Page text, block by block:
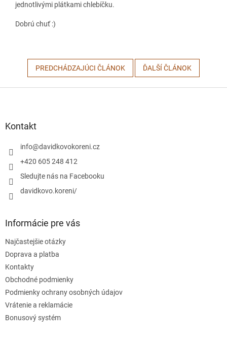
jednotlivými plátkami chlebíčku.
Dobrú chuť :)
PREDCHÁDZAJÚCI ČLÁNOK ĎALŠÍ ČLÁNOK
Kontakt
info@davidkovokoreni.cz
+420 605 248 412
Sledujte nás na Facebooku
davidkovo.koreni/
Informácie pre vás
Najčastejšie otázky
Doprava a platba
Kontakty
Obchodné podmienky
Podmienky ochrany osobných údajov
Vrátenie a reklamácie
Bonusový systém